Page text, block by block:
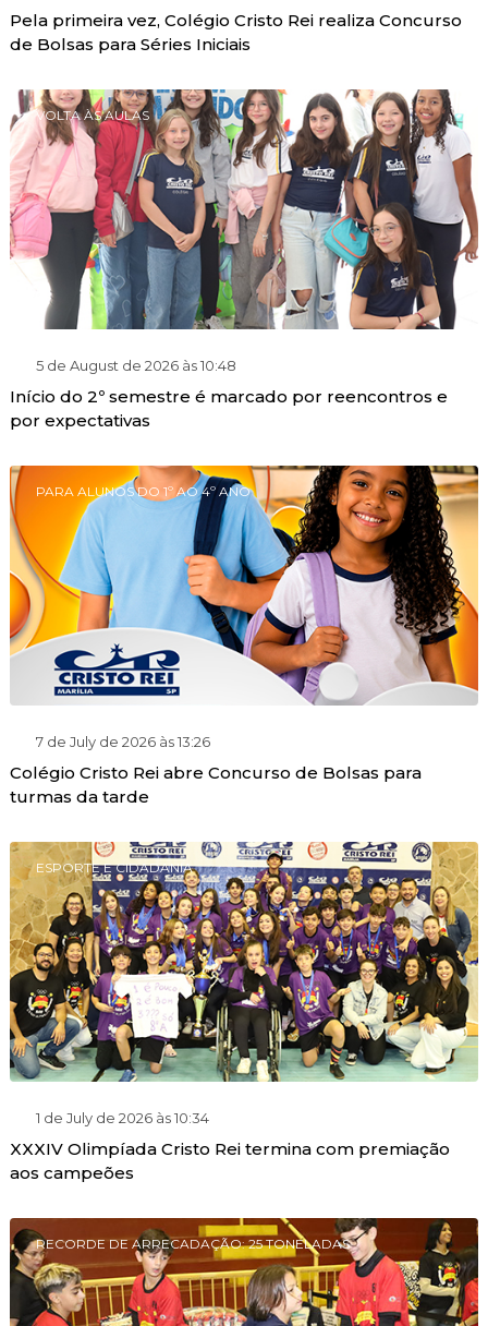
Pela primeira vez, Colégio Cristo Rei realiza Concurso
de Bolsas para Séries Iniciais
VOLTA ÀS AULAS
5 de August de 2026 às 10:48
Início do 2º semestre é marcado por reencontros e
por expectativas
PARA ALUNOS DO 1º AO 4º ANO
7 de July de 2026 às 13:26
Colégio Cristo Rei abre Concurso de Bolsas para
turmas da tarde
ESPORTE E CIDADANIA
1 de July de 2026 às 10:34
XXXIV Olimpíada Cristo Rei termina com premiação
aos campeões
RECORDE DE ARRECADAÇÃO: 25 TONELADAS